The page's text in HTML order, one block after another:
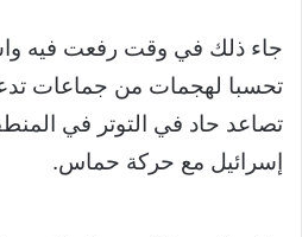
جاء ذلك في وقت رفعت فيه
تحسبا لهجمات من جماعات
تصاعد حاد في التوتر في
إسرائيل مع حركة حماس.